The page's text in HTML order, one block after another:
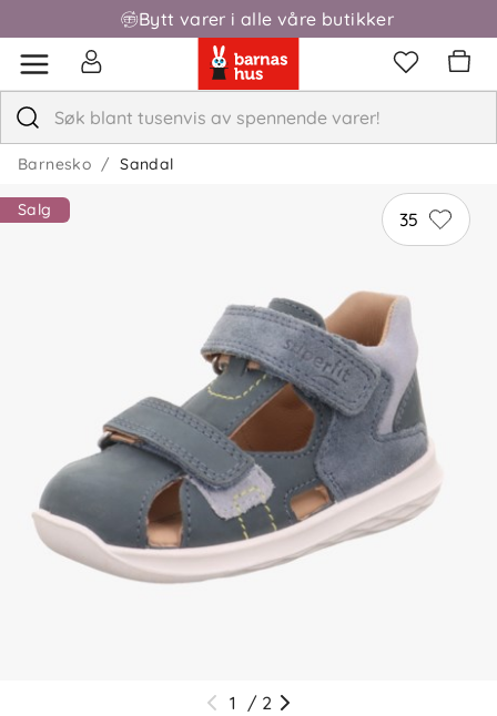
Bytt varer i alle våre butikker
Fri frakt over 1000,-
Barnesko Sandal
35
Salg
1 / 2